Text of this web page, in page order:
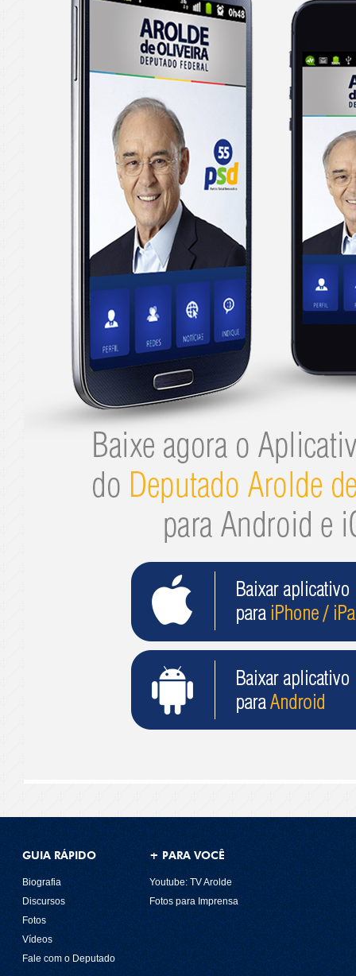
GUIA RÁPIDO
Biografia
Discursos
Fotos
Vídeos
Fale com o Deputado
+ PARA VOCÊ
Youtube: TV Arolde
Fotos para Imprensa